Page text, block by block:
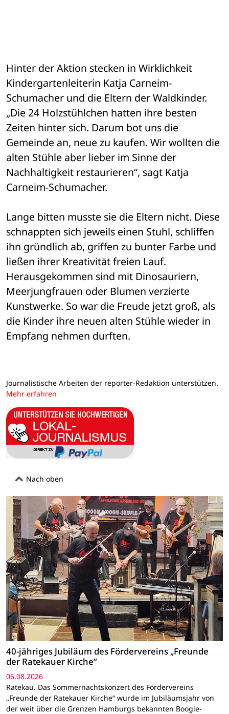
Hinter der Aktion stecken in Wirklichkeit
Kindergartenleiterin Katja Carneim-
Schumacher und die Eltern der Waldkinder.
„Die 24 Holzstühlchen hatten ihre besten
Zeiten hinter sich. Darum bot uns die
Gemeinde an, neue zu kaufen. Wir wollten die
alten Stühle aber lieber im Sinne der
Nachhaltigkeit restaurieren“, sagt Katja
Carneim-Schumacher.
Lange bitten musste sie die Eltern nicht. Diese
schnappten sich jeweils einen Stuhl, schliffen
ihn gründlich ab, griffen zu bunter Farbe und
ließen ihrer Kreativität freien Lauf.
Herausgekommen sind mit Dinosauriern,
Meerjungfrauen oder Blumen verzierte
Kunstwerke. So war die Freude jetzt groß, als
die Kinder ihre neuen alten Stühle wieder in
Empfang nehmen durften.
Journalistische Arbeiten der reporter-Redaktion unterstützen.
Mehr erfahren
Nach oben
40-jähriges Jubiläum des Fördervereins „Freunde
der Ratekauer Kirche“
06.08.2026
Ratekau. Das Sommernachtskonzert des Fördervereins
„Freunde der Ratekauer Kirche“ wurde im Jubiläumsjahr von
der weit über die Grenzen Hamburgs bekannten Boogie-